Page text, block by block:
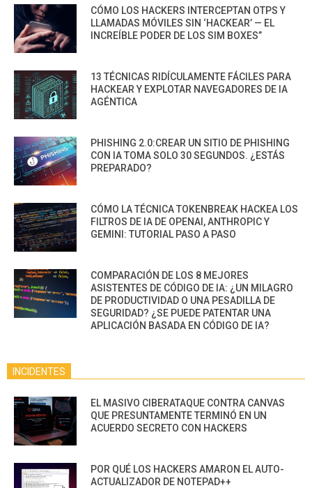
CÓMO LOS HACKERS INTERCEPTAN OTPS Y
LLAMADAS MÓVILES SIN ‘HACKEAR’ — EL
INCREÍBLE PODER DE LOS SIM BOXES”
13 TÉCNICAS RIDÍCULAMENTE FÁCILES PARA
HACKEAR Y EXPLOTAR NAVEGADORES DE IA
AGÉNTICA
PHISHING 2.0:CREAR UN SITIO DE PHISHING
CON IA TOMA SOLO 30 SEGUNDOS. ¿ESTÁS
PREPARADO?
CÓMO LA TÉCNICA TOKENBREAK HACKEA LOS
FILTROS DE IA DE OPENAI, ANTHROPIC Y
GEMINI: TUTORIAL PASO A PASO
COMPARACIÓN DE LOS 8 MEJORES
ASISTENTES DE CÓDIGO DE IA: ¿UN MILAGRO
DE PRODUCTIVIDAD O UNA PESADILLA DE
SEGURIDAD? ¿SE PUEDE PATENTAR UNA
APLICACIÓN BASADA EN CÓDIGO DE IA?
INCIDENTES
EL MASIVO CIBERATAQUE CONTRA CANVAS
QUE PRESUNTAMENTE TERMINÓ EN UN
ACUERDO SECRETO CON HACKERS
POR QUÉ LOS HACKERS AMARON EL AUTO-
ACTUALIZADOR DE NOTEPAD++